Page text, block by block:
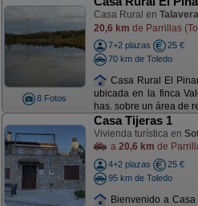
8 Fotos
Casa Rural en
20,6 km de Parrillas
7+2 plazas
25 €
70 km de Toledo
Casa Rural El
ubicada en la finca
has. sobre un área de
Casa Tijeras 1
Vivienda turística en
a 20,6 km de
4+2 plazas
25 €
95 km de Toledo
Bienvenido a